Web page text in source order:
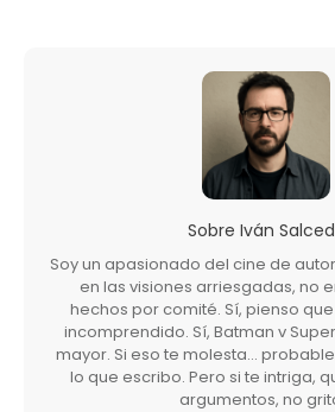
Sobre Iván
Soy un apasionado del cine de
en las visiones arriesgadas, no
hechos por comité. Sí, pienso
incomprendido. Sí, Batman v
mayor. Si eso te molesta…
lo que escribo. Pero si te intriga,
argumentos, no